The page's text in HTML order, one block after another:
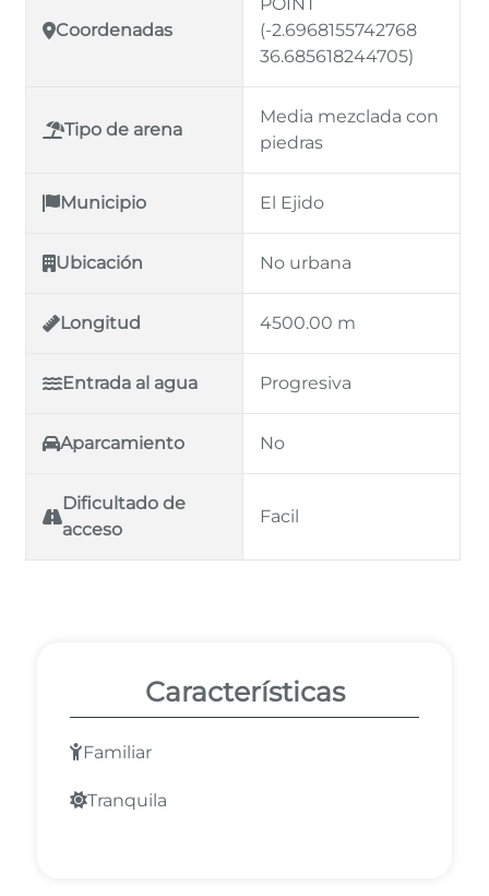
Coordenadas
(-2.6968155742768
36.685618244705)
Tipo de arena
Media mezclada con
piedras
Municipio El Ejido
Ubicación No urbana
Longitud 4500.00 m
Entrada al agua Progresiva
Aparcamiento No
Dificultado de
acceso
Facil
Características
Familiar
Tranquila